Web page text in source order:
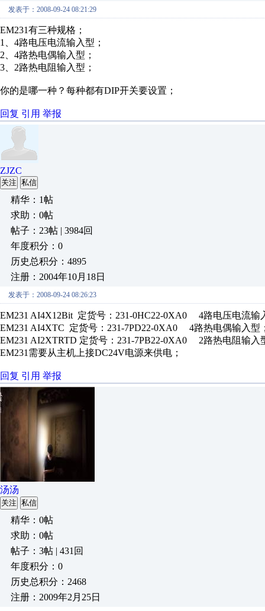
发表于：2008-09-24 08:21:29
EM231有三种规格；
1、4路电压电流输入型；
2、4路热电偶输入型；
3、2路热电阻输入型；
你的是哪一种？每种都有DIP开关要设置；
回复 引用 举报
ZJZC
关注 私信
精华：1帖
求助：0帖
帖子：23帖 | 3984回
年度积分：0
历史总积分：4895
注册：2004年10月18日
发表于：2008-09-24 08:26:23
EM231 AI4X12Bit 定货号：231-0HC22-0XA0 4路电压电流输
EM231 AI4XTC 定货号：231-7PD22-0XA0 4路热电偶输入型
EM231 AI2XTRTD 定货号：231-7PB22-0XA0 2路热电阻输入
EM231需要从主机上接DC24V电源来供电；
回复 引用 举报
汤汤
关注 私信
精华：0帖
求助：0帖
帖子：3帖 | 431回
年度积分：0
历史总积分：2468
注册：2009年2月25日